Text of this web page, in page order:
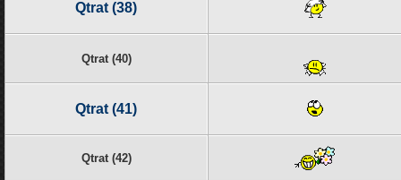
Qtrat (38)
Qtrat (40)
Qtrat (41)
Qtrat (42)